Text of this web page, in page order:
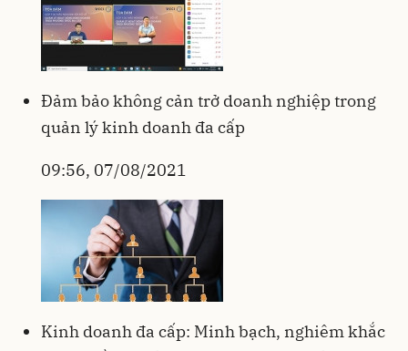
Đảm bảo không cản trở doanh nghiệp trong
quản lý kinh doanh đa cấp
09:56, 07/08/2021
Kinh doanh đa cấp: Minh bạch, nghiêm khắc